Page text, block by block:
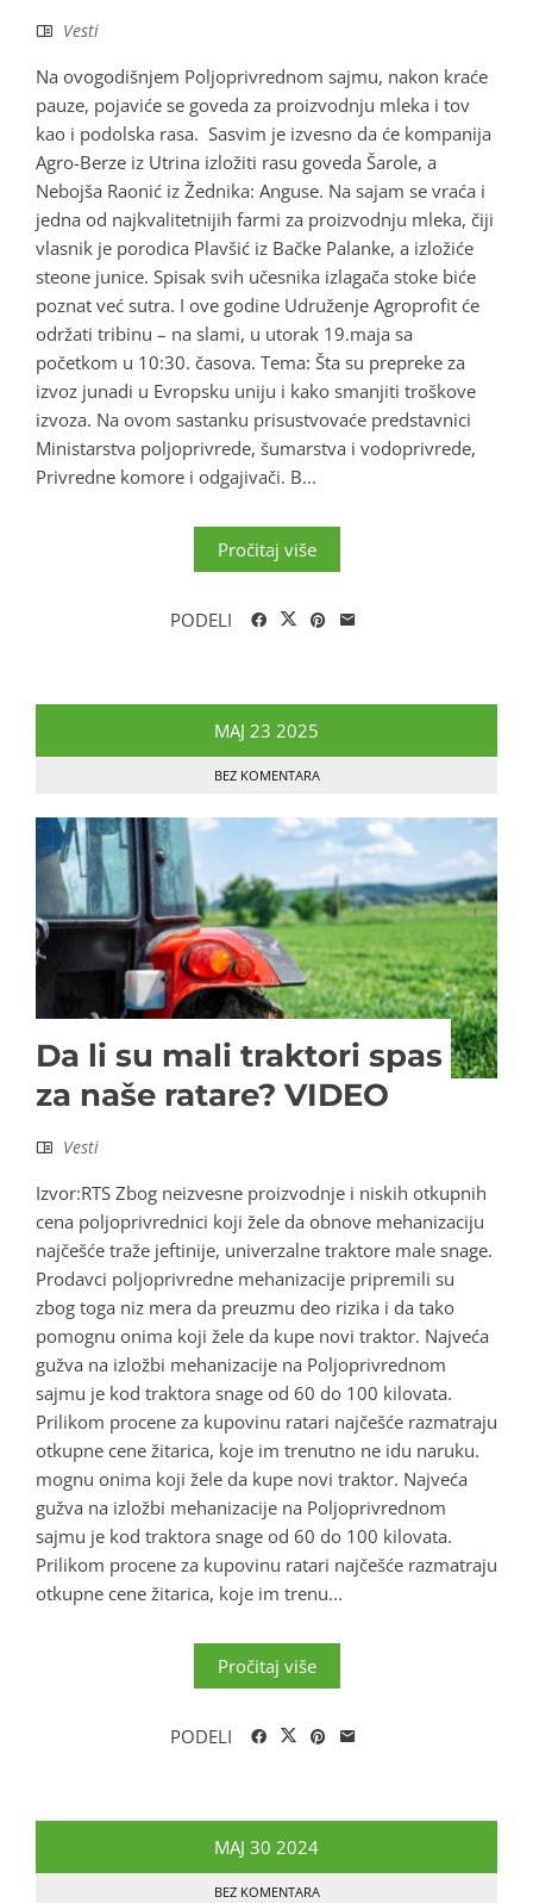
Vesti
Na ovogodišnjem Poljoprivrednom sajmu, nakon kraće
pauze, pojaviće se goveda za proizvodnju mleka i tov
kao i podolska rasa. Sasvim je izvesno da će kompanija
Agro-Berze iz Utrina izložiti rasu goveda Šarole, a
Nebojša Raonić iz Žednika: Anguse. Na sajam se vraća i
jedna od najkvalitetnijih farmi za proizvodnju mleka, čiji
vlasnik je porodica Plavšić iz Bačke Palanke, a izložiće
steone junice. Spisak svih učesnika izlagača stoke biće
poznat već sutra. I ove godine Udruženje Agroprofit će
održati tribinu – na slami, u utorak 19.maja sa
početkom u 10:30. časova. Tema: Šta su prepreke za
izvoz junadi u Evropsku uniju i kako smanjiti troškove
izvoza. Na ovom sastanku prisustvovaće predstavnici
Ministarstva poljoprivrede, šumarstva i vodoprivrede,
Privredne komore i odgajivači. B...
Pročitaj više
PODELI
MAJ 23 2025
BEZ KOMENTARA
Da li su mali traktori spas
za naše ratare? VIDEO
Vesti
Izvor:RTS Zbog neizvesne proizvodnje i niskih otkupnih
cena poljoprivrednici koji žele da obnove mehanizaciju
najčešće traže jeftinije, univerzalne traktore male snage.
Prodavci poljoprivredne mehanizacije pripremili su
zbog toga niz mera da preuzmu deo rizika i da tako
pomognu onima koji žele da kupe novi traktor. Najveća
gužva na izložbi mehanizacije na Poljoprivrednom
sajmu je kod traktora snage od 60 do 100 kilovata.
Prilikom procene za kupovinu ratari najčešće razmatraju
otkupne cene žitarica, koje im trenutno ne idu naruku.
mognu onima koji žele da kupe novi traktor. Najveća
gužva na izložbi mehanizacije na Poljoprivrednom
sajmu je kod traktora snage od 60 do 100 kilovata.
Prilikom procene za kupovinu ratari najčešće razmatraju
otkupne cene žitarica, koje im trenu...
Pročitaj više
PODELI
MAJ 30 2024
BEZ KOMENTARA